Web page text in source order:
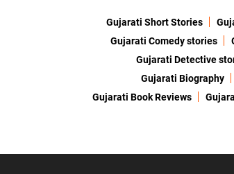
Gujarati Short Stories
Gujarati Comedy stories
Gujarati Detective
Gujarati Biography
Gujarati Book Reviews